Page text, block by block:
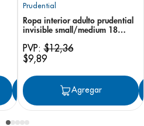
Agregar
Prudential
Ropa interior adulto prudential
invisible small/medium 18
PVP:$12,36
$9,89
Agregar